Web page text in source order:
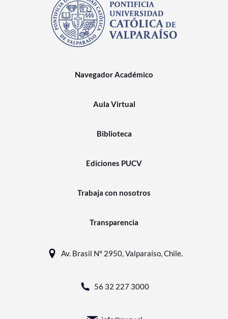
Navegador Académico
Aula Virtual
Biblioteca
Ediciones PUCV
Trabaja con nosotros
Transparencia
Av. Brasil N° 2950, Valparaíso, Chile.
56 32 227 3000